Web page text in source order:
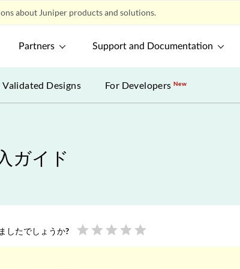
about Juniper products and solutions.
Partners Support and Documentation
Validated Designs For DevelopersNew
ガイド
したでしょうか? star star star star star